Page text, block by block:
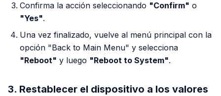
Confirma la acción seleccionando "Confirm" o
"Yes".
Una vez finalizado, vuelve al menú principal con la
opción "Back to Main Menu" y selecciona
"Reboot" y luego "Reboot to System".
3. Restablecer el dispositivo a los valores